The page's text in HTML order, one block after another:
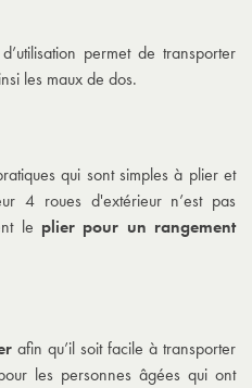
permet de transporter
les maux de dos.
qui sont simples à plier et
4 roues d'extérieurn’est pas
le plier pour un rangement
afin qu’il soit facile à transporter
les personnes âgées qui ont